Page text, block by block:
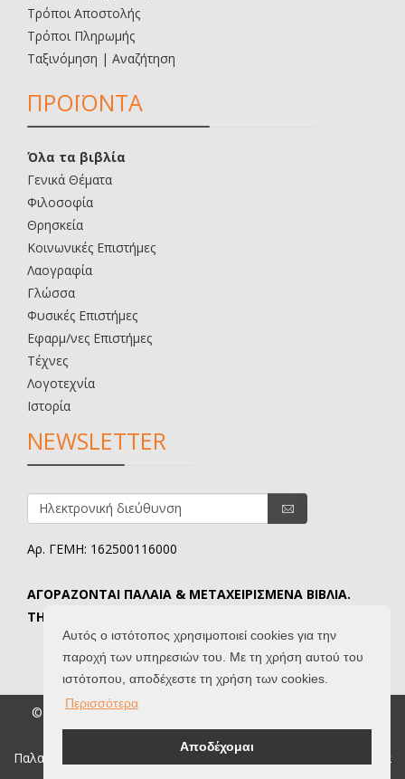
Αυτός ο ιστότοπος χρησιμοποιεί cookies για την
παροχή των υπηρεσιών του. Με τη χρήση αυτού του
ιστότοπου, αποδέχεστε τη χρήση των cookies.
Περισσότερα
Αποδέχομαι
Τρόποι Αποστολής
Τρόποι Πληρωμής
Ταξινόμηση | Αναζήτηση
ΠΡΟΪΟΝΤΑ
Όλα τα βιβλία
Γενικά Θέματα
Φιλοσοφία
Θρησκεία
Κοινωνικές Επιστήμες
Λαογραφία
Γλώσσα
Φυσικές Επιστήμες
Εφαρμ/νες Επιστήμες
Τέχνες
Λογοτεχνία
Ιστορία
NEWSLETTER
Αρ. ΓΕΜΗ: 162500116000
ΑΓΟΡΑΖΟΝΤΑΙ ΠΑΛΑΙΑ & ΜΕΤΑΧΕΙΡΙΣΜΕΝΑ ΒΙΒΛΙΑ.
ΤΗΛ. ΕΠΙΚΟΙΝΩΝΙΑΣ: 6907645346.
© 2026 Βιβλιοδίφης. All Rights Reserved. |
Created byIntelSoft
Παλαιοβιβλιοπωλείο, παλαιά βιβλία, σπάνια βιβλία, συλλεκτικά